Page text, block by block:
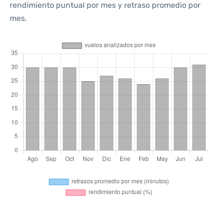
rendimiento puntual por mes y retraso promedio por
mes.